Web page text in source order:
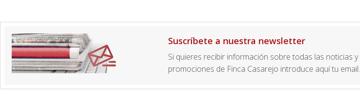
Suscríbete a nuestra newsletter
Si quieres recibir información sobre todas las noticias y
promociones de Finca Casarejo introduce aquí tu email.